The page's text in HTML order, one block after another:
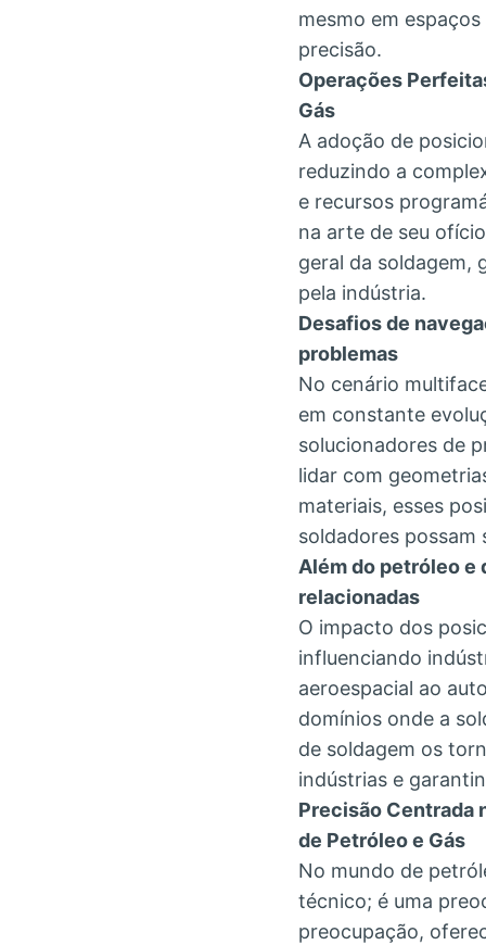
mesmo em
precisão.
Operações
Gás
A adoção de
reduzindo a
e recursos
na arte de seu
geral da soldagem,
pela indústria.
Desafios de
problemas
No cenário
em constante
solucionadores de
lidar com
materiais, esses
soldadores
Além do petróleo e
relacionadas
O impacto dos
influenciando
aeroespacial ao
domínios onde a
de soldagem os
indústrias e
Precisão Centrada
de Petróleo e Gás
No mundo de
técnico; é uma
preocupação,